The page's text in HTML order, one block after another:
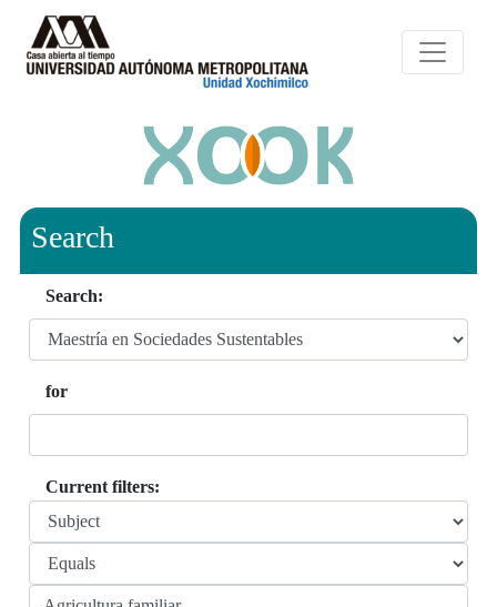
Search
Search:
for
Current filters: